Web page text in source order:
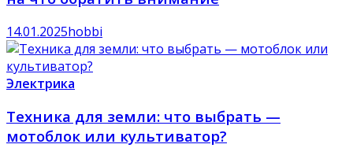
14.01.2025hobbi
Электрика
Техника для земли: что выбрать —
мотоблок или культиватор?